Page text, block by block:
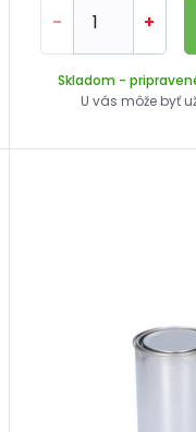
- +
Skladom -
U vás môže byť